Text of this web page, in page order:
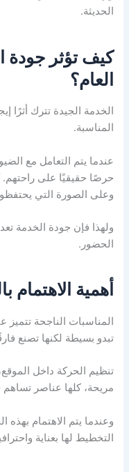
الحديثة.
كيف تؤثر جودة
العام؟
الخدمة الجيدة تترك أثرًا
المناسبة.
عندما يتم التعامل مع
حرصًا حقيقيًا على
وعلى الصورة التي
ولهذا فإن جودة الخدمة
الحضور.
أهمية الاهتمام
المناسبات الناجحة
تبدو بسيطة لكنها تصنع
تنظيم الحركة داخل
مريحة، كلها عناصر تساهم
وعندما يتم الاهتمام بهذه
التخطيط لها بعناية